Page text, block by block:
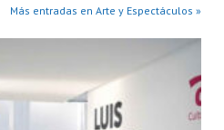
Más entradas en Arte y Espectáculos »